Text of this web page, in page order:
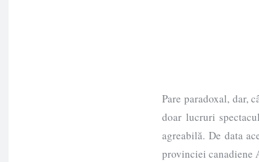
Pare paradoxal, dar,
doar lucruri
agreabilă. De data
provinciei canadiene